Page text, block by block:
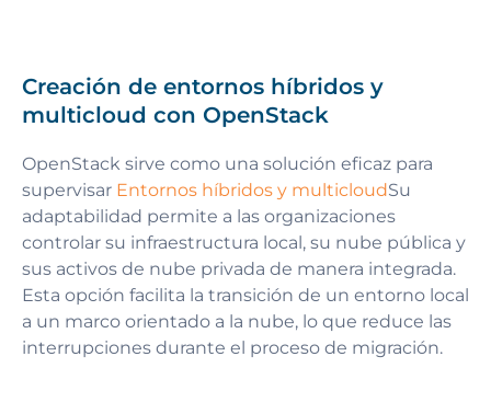
Creación de entornos híbridos y
multicloud con OpenStack
OpenStack sirve como una solución eficaz para
supervisar Entornos híbridos y multicloudSu
adaptabilidad permite a las organizaciones
controlar su infraestructura local, su nube pública y
sus activos de nube privada de manera integrada.
Esta opción facilita la transición de un entorno local
a un marco orientado a la nube, lo que reduce las
interrupciones durante el proceso de migración.